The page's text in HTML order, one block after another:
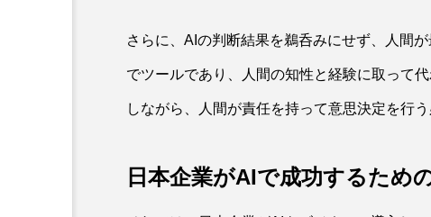
さらに、AIの判断結果を鵜呑みにせず、人間
でツールであり、人間の知性と経験に取って
しながら、人間が責任を持って意思決定を行う
日本企業がAIで成功するため